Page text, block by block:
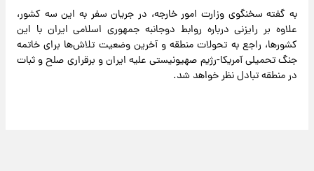
به گفته سخنگوی وزارت امور خارجه، در جریان سفر به این سه کشور،
علاوه بر رایزنی درباره روابط دوجانبه جمهوری اسلامی ایران با این
کشورها، راجع به تحولات منطقه و آخرین وضعیت تلاش‌ها برای خاتمه
جنگ تحمیلی آمریکا-رژیم صهیونیستی علیه ایران و برقراری صلح و ثبات
در منطقه تبادل نظر خواهد شد.